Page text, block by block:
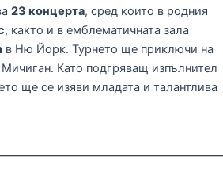
23 концерта, сред които в родния
, както и в емблематичната зала
в Ню Йорк. Турнето ще приключи на
Като подгряващ изпълнител
ще се изяви младата и талантлива